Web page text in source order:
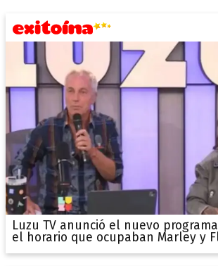
Luzu TV anunció el nuevo
el horario que ocupaban Marley y